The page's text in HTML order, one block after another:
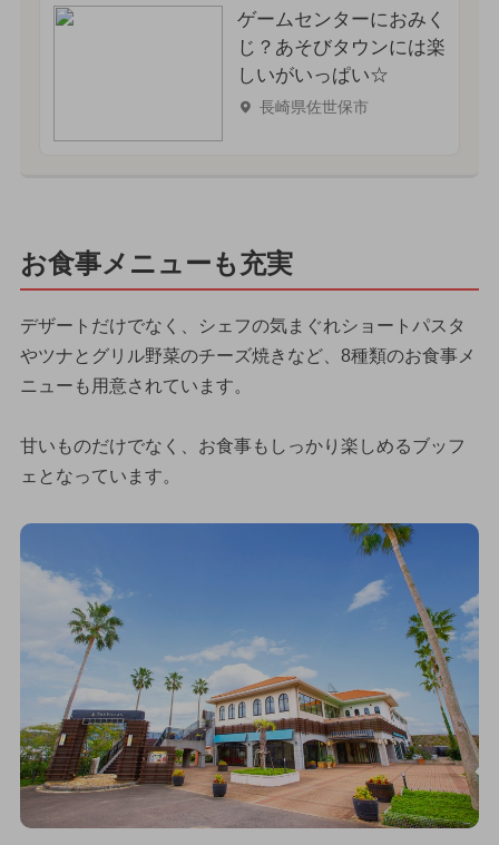
ゲームセンターにおみく
じ？あそびタウンには楽
しいがいっぱい☆
長崎県佐世保市
お食事メニューも充実
デザートだけでなく、シェフの気まぐれショートパスタ
やツナとグリル野菜のチーズ焼きなど、8種類のお食事メ
ニューも用意されています。
甘いものだけでなく、お食事もしっかり楽しめるブッフ
ェとなっています。